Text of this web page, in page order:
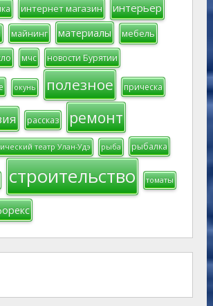
интернет магазин интерьер
майнинг материалы мебель
мчс новости Бурятии
окунь полезное прическа
рассказ ремонт
театр Улан-Удэ рыба рыбалка
строительство томаты